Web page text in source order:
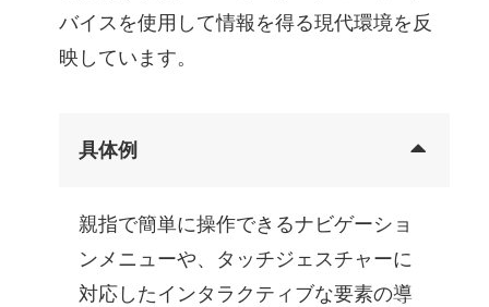
バイスを使用して情報を得る現代環境を反
映しています。
具体例
親指で簡単に操作できるナビゲーショ
ンメニューや、タッチジェスチャーに
対応したインタラクティブな要素の導